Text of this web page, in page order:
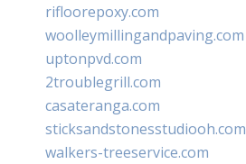
rifloorepoxy.com
woolleymillingandpaving.com
uptonpvd.com
2troublegrill.com
casateranga.com
sticksandstonesstudiooh.com
walkers-treeservice.com